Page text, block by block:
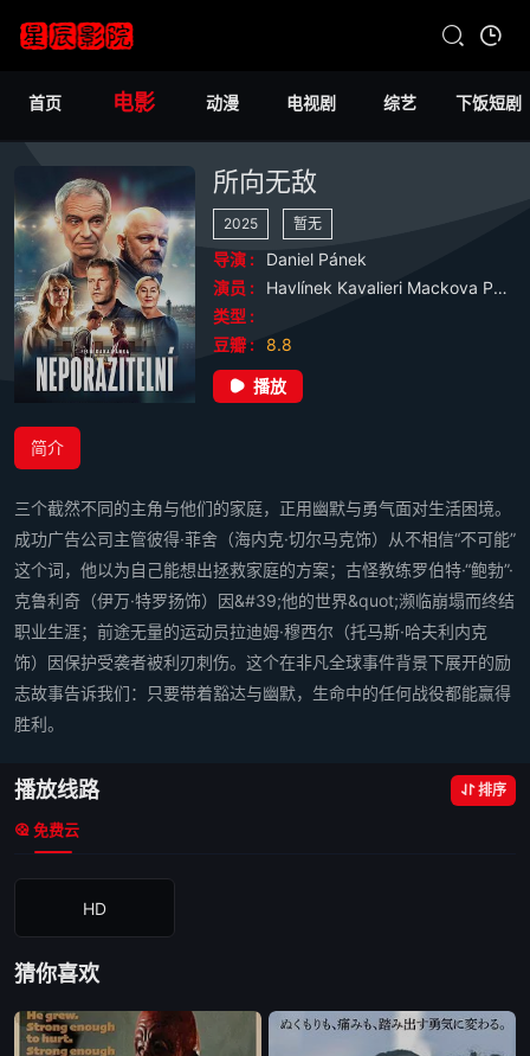
首页 电影 动漫 电视剧 综艺 下饭短剧
所向无敌
2025 暂无
导演 : Daniel Pánek
演员 :
Havlínek Kavalieri Mackova Peru
类型 :
豆瓣 :
8.8
播放
简介
三个截然不同的主角与他们的家庭，正用幽默与勇气面对生活困境。
成功广告公司主管彼得·菲舍（海内克·切尔马克饰）从不相信“不可能”
这个词，他以为自己能想出拯救家庭的方案；古怪教练罗伯特·“鲍勃”·
克鲁利奇（伊万·特罗扬饰）因&#39;他的世界&quot;濒临崩塌而终结
职业生涯；前途无量的运动员拉迪姆·穆西尔（托马斯·哈夫利内克
饰）因保护受袭者被利刃刺伤。这个在非凡全球事件背景下展开的励
志故事告诉我们：只要带着豁达与幽默，生命中的任何战役都能赢得
胜利。
播放线路 排序
免费云
HD
猜你喜欢